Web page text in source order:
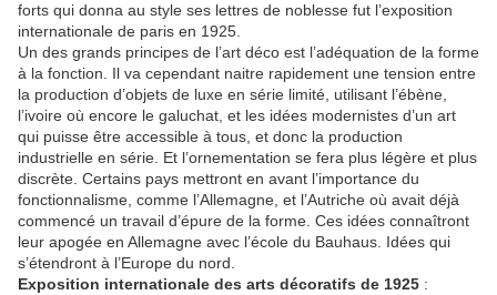
forts qui donna au style ses lettres de noblesse fut l’exposition
internationale de paris en 1925.
Un des grands principes de l’art déco est l’adéquation de la forme
à la fonction. Il va cependant naitre rapidement une tension entre
la production d’objets de luxe en série limité, utilisant l’ébène,
l’ivoire où encore le galuchat, et les idées modernistes d’un art
qui puisse être accessible à tous, et donc la production
industrielle en série. Et l’ornementation se fera plus légère et plus
discrète. Certains pays mettront en avant l’importance du
fonctionnalisme, comme l’Allemagne, et l’Autriche où avait déjà
commencé un travail d’épure de la forme. Ces idées connaîtront
leur apogée en Allemagne avec l’école du Bauhaus. Idées qui
s’étendront à l’Europe du nord.
Exposition internationale des arts décoratifs de 1925 :